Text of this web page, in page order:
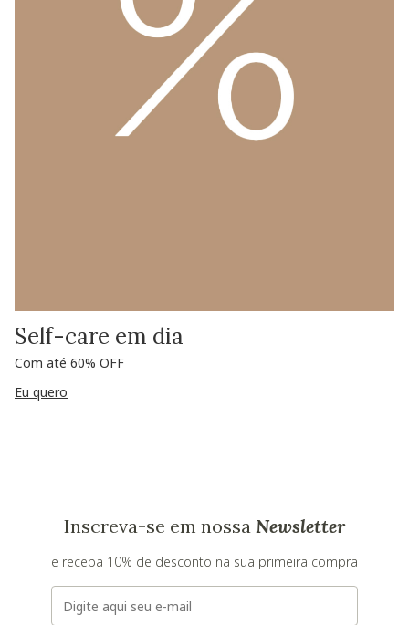
Self-care em dia
Com até 60% OFF
Eu quero
Inscreva-se em nossa Newsletter
e receba 10% de desconto na sua primeira compra
E-mail